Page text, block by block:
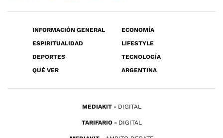
INFORMACIÓN GENERAL
ECONOMÍA
ESPIRITUALIDAD
LIFESTYLE
DEPORTES
TECNOLOGÍA
QUÉ VER
ARGENTINA
MEDIAKIT DIGITAL
TARIFARIO DIGITAL